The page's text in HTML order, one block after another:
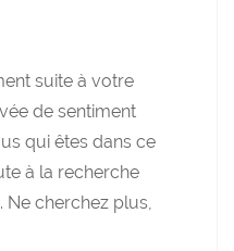
suite à votre
de sentiment
qui êtes dans ce
à la recherche
Ne cherchez plus,